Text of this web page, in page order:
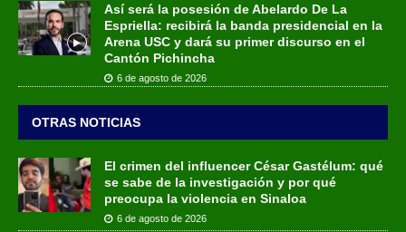
Así será la posesión de Abelardo De La
Espriella: recibirá la banda presidencial en la
Arena USC y dará su primer discurso en el
Cantón Pichincha
6 de agosto de 2026
OTRAS NOTICIAS
El crimen del influencer César Gastélum: qué
se sabe de la investigación y por qué
preocupa la violencia en Sinaloa
6 de agosto de 2026